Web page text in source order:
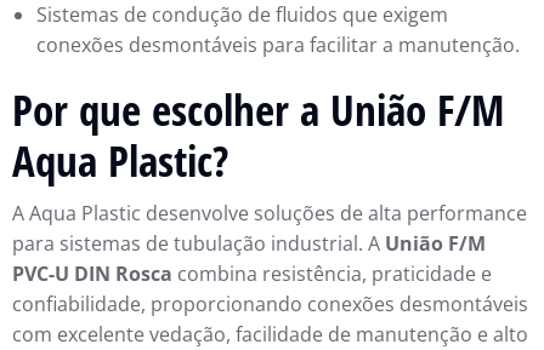
Sistemas de condução de fluidos que exigem
conexões desmontáveis para facilitar a manutenção.
Por que escolher a União F/M
Aqua Plastic?
A Aqua Plastic desenvolve soluções de alta performance
para sistemas de tubulação industrial. A União F/M
PVC-U DIN Rosca combina resistência, praticidade e
confiabilidade, proporcionando conexões desmontáveis
com excelente vedação, facilidade de manutenção e alto